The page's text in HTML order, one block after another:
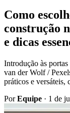
Como
construção
e dicas
Introdução às
van der Wolf /
práticos e versáteis,
PorEquipe · 1 de